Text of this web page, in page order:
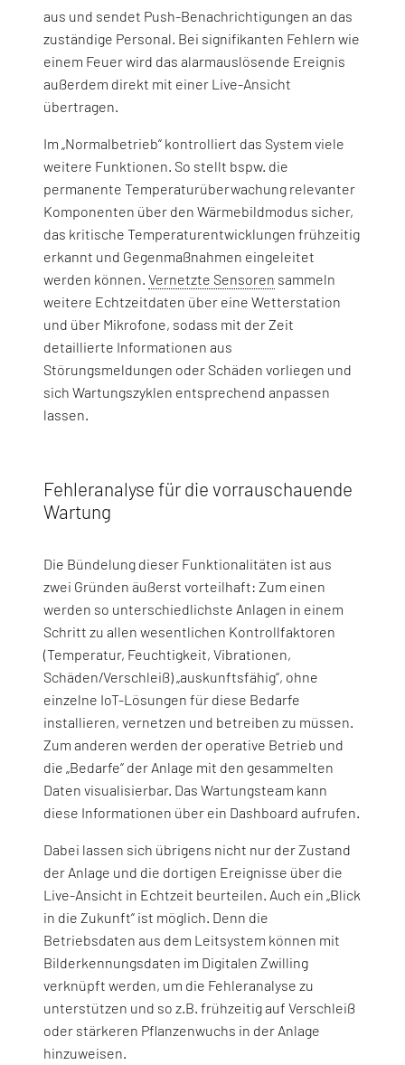
aus und sendet Push-Benachrichtigungen an das
zuständige Personal. Bei signifikanten Fehlern wie
einem Feuer wird das alarmauslösende Ereignis
außerdem direkt mit einer Live-Ansicht
übertragen.
Im „Normalbetrieb“ kontrolliert das System viele
weitere Funktionen. So stellt bspw. die
permanente Temperaturüberwachung relevanter
Komponenten über den Wärmebildmodus sicher,
das kritische Temperaturentwicklungen frühzeitig
erkannt und Gegenmaßnahmen eingeleitet
werden können. Vernetzte Sensoren sammeln
weitere Echtzeitdaten über eine Wetterstation
und über Mikrofone, sodass mit der Zeit
detaillierte Informationen aus
Störungsmeldungen oder Schäden vorliegen und
sich Wartungszyklen entsprechend anpassen
lassen.
Fehleranalyse für die vorrauschauende
Wartung
Die Bündelung dieser Funktionalitäten ist aus
zwei Gründen äußerst vorteilhaft: Zum einen
werden so unterschiedlichste Anlagen in einem
Schritt zu allen wesentlichen Kontrollfaktoren
(Temperatur, Feuchtigkeit, Vibrationen,
Schäden/Verschleiß) „auskunftsfähig“, ohne
einzelne IoT-Lösungen für diese Bedarfe
installieren, vernetzen und betreiben zu müssen.
Zum anderen werden der operative Betrieb und
die „Bedarfe“ der Anlage mit den gesammelten
Daten visualisierbar. Das Wartungsteam kann
diese Informationen über ein Dashboard aufrufen.
Dabei lassen sich übrigens nicht nur der Zustand
der Anlage und die dortigen Ereignisse über die
Live-Ansicht in Echtzeit beurteilen. Auch ein „Blick
in die Zukunft“ ist möglich. Denn die
Betriebsdaten aus dem Leitsystem können mit
Bilderkennungsdaten im Digitalen Zwilling
verknüpft werden, um die Fehleranalyse zu
unterstützen und so z.B. frühzeitig auf Verschleiß
oder stärkeren Pflanzenwuchs in der Anlage
hinzuweisen.